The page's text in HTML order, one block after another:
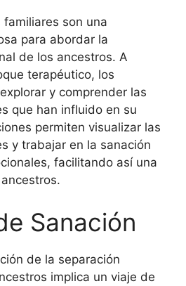
son una
para abordar la
de los ancestros. A
terapéutico, los
y comprender las
que han influido en su
permiten visualizar las
y trabajar en la sanación
facilitando así una
Sanación
de la separación
implica un viaje de